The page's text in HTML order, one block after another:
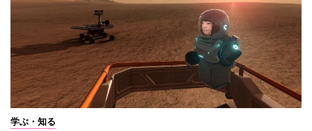
学ぶ・知る